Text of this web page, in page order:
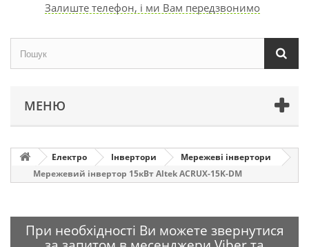
Залиште телефон, і ми Вам передзвонимо
МЕНЮ
Електро Інвертори
Мережеві інвертори
Мережевий інвертор 15кВт Altek ACRUX-15K-DM
При необхідності Ви можете звернутися